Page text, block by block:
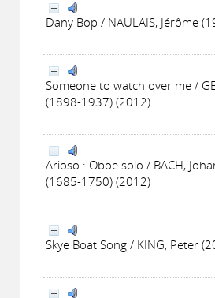
Dany Bop / NAULAIS, Jérôme
Someone to watch over me /
(1898-1937) (2012)
Arioso : Oboe solo / BACH,
(1685-1750) (2012)
Skye Boat Song / KING, Peter